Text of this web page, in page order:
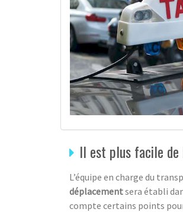
Il est plus facile de
L’équipe en charge du
déplacementsera établi
compte certains points